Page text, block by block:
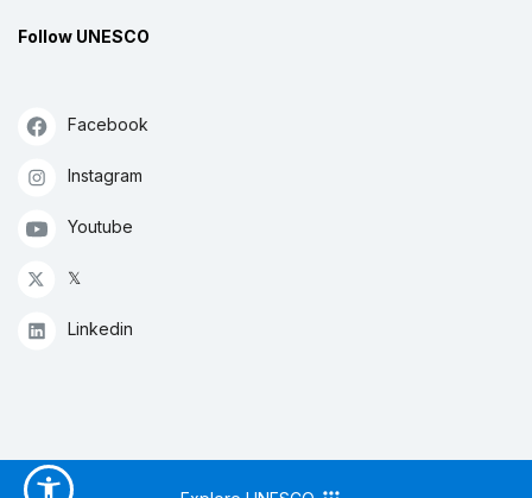
Follow UNESCO
Facebook
Instagram
Youtube
𝕏
Linkedin